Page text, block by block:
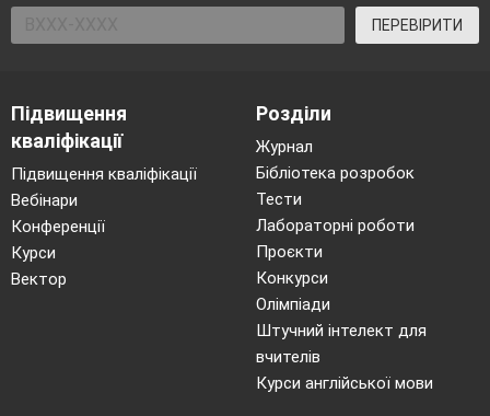
ПЕРЕВІРИТИ
Підвищення
кваліфікації
Підвищення кваліфікації
Вебінари
Конференції
Курси
Вектор
Розділи
Журнал
Бібліотека розробок
Тести
Лабораторні роботи
Проєкти
Конкурси
Олімпіади
Штучний інтелект для
вчителів
Курси англійської мови